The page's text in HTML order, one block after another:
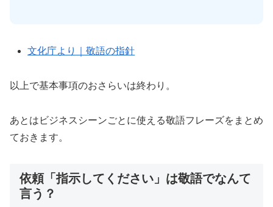
文化庁より｜敬語の指針
以上で基本事項のおさらいは終わり。
あとはビジネスシーンごとに使える敬語フレーズをまとめ
ておきます。
依頼「指示してください」は敬語でなんて
言う？